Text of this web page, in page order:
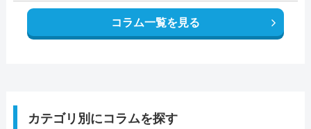
コラム一覧を見る
カテゴリ別にコラムを探す